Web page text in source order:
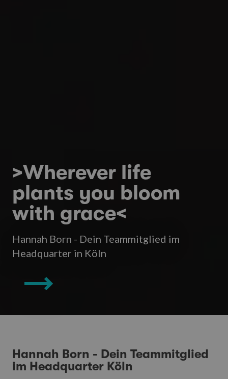
>Wherever life
plants you bloom
with grace<
Hannah Born - Dein Teammitglied im
Headquarter in Köln
Hannah Born - Dein Teammitglied
im Headquarter Köln